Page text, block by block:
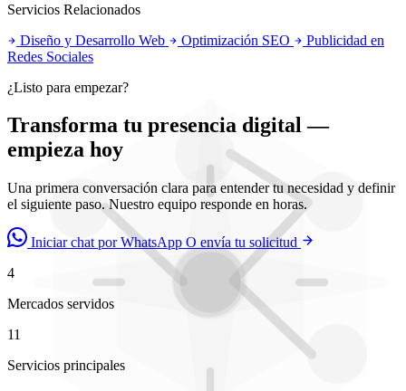
Servicios Relacionados
Diseño y Desarrollo Web
Optimización SEO
Publicidad en
Redes Sociales
¿Listo para empezar?
Transforma tu presencia digital —
empieza hoy
Una primera conversación clara para entender tu necesidad y definir
el siguiente paso. Nuestro equipo responde en horas.
Iniciar chat por WhatsApp O envía tu solicitud
4
Mercados servidos
11
Servicios principales